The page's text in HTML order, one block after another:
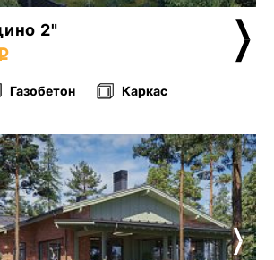
2"
Газобетон Каркас